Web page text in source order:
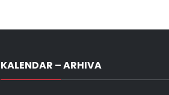
KALENDAR – ARHIVA